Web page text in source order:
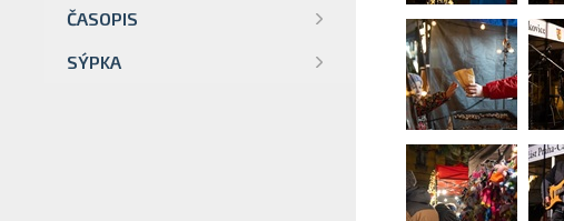
ČASOPIS
SÝPKA